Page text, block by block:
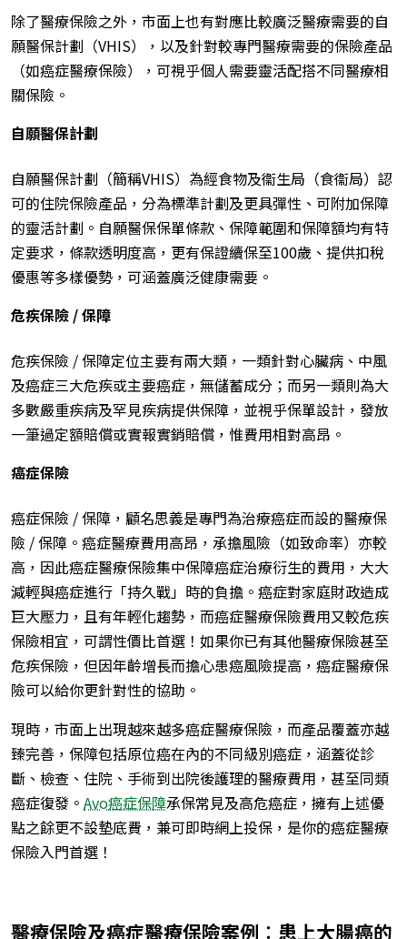
除了醫療保險之外，市面上也有對應比較廣泛醫療需要的自
願醫保計劃（VHIS），以及針對較專門醫療需要的保險產品
（如癌症醫療保險），可視乎個人需要靈活配搭不同醫療相
關保險。
自願醫保計劃
自願醫保計劃（簡稱VHIS）為經食物及衞生局（食衞局）認
可的住院保險產品，分為標準計劃及更具彈性、可附加保障
的靈活計劃。自願醫保保單條款、保障範圍和保障額均有特
定要求，條款透明度高，更有保證續保至100歲、提供扣稅
優惠等多樣優勢，可涵蓋廣泛健康需要。
危疾保險 / 保障
危疾保險 / 保障定位主要有兩大類，一類針對心臟病、中風
及癌症三大危疾或主要癌症，無儲蓄成分；而另一類則為大
多數嚴重疾病及罕見疾病提供保障，並視乎保單設計，發放
一筆過定額賠償或實報實銷賠償，惟費用相對高昂。
癌症保險
癌症保險 / 保障，顧名思義是專門為治療癌症而設的醫療保
險 / 保障。癌症醫療費用高昂，承擔風險（如致命率）亦較
高，因此癌症醫療保險集中保障癌症治療衍生的費用，大大
減輕與癌症進行「持久戰」時的負擔。癌症對家庭財政造成
巨大壓力，且有年輕化趨勢，而癌症醫療保險費用又較危疾
保險相宜，可謂性價比首選！如果你已有其他醫療保險甚至
危疾保險，但因年齡增長而擔心患癌風險提高，癌症醫療保
險可以給你更針對性的協助。
現時，市面上出現越來越多癌症醫療保險，而產品覆蓋亦越
臻完善，保障包括原位癌在內的不同級別癌症，涵蓋從診
斷、檢查、住院、手術到出院後護理的醫療費用，甚至同類
癌症復發。 Avo癌症保障承保常見及高危癌症，擁有上述優
點之餘更不設墊底費，兼可即時網上投保，是你的癌症醫療
保險入門首選！
醫療保險及癌症醫療保險案例︰患上大腸癌的